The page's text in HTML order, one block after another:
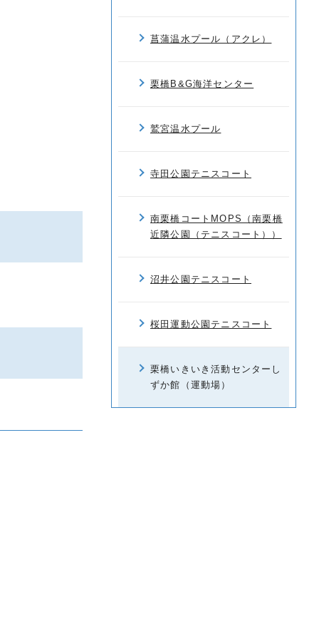
菖蒲温水プール（アクレ）
栗橋B&G海洋センター
鷲宮温水プール
寺田公園テニスコート
南栗橋コートMOPS（南栗橋
近隣公園（テニスコート））
沼井公園テニスコート
桜田運動公園テニスコート
栗橋いきいき活動センターし
ずか館（運動場）